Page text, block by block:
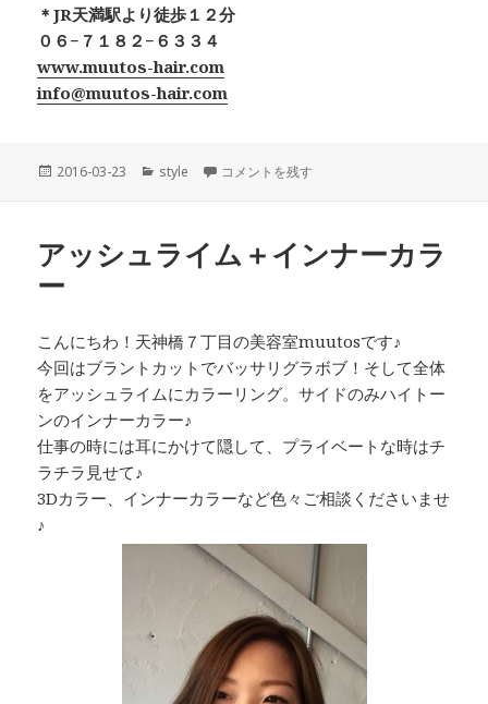
＊JR天満駅より徒歩１２分
０６−７１８２−６３３４
www.muutos-hair.com
info@muutos-hair.com
投
2016-03-23
カ
ー
style バッサリカット！ に
コメントを残す
アッシュライム＋インナーカラ
ー
こんにちわ！天神橋７丁目の美容室muutosです♪
今回はブラントカットでバッサリグラボブ！そして全体
をアッシュライムにカラーリング。サイドのみハイトー
ンのインナーカラー♪
仕事の時には耳にかけて隠して、プライベートな時はチ
ラチラ見せて♪
3Dカラー、インナーカラーなど色々ご相談くださいませ
♪